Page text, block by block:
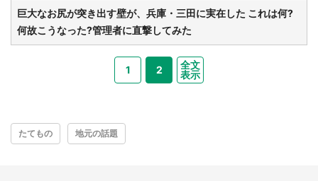
巨大なお尻が突き出す壁が、兵庫・三田に実在した これは何?
何故こうなった?管理者に直撃してみた
1 2
全文
表示
たてもの 地元の話題